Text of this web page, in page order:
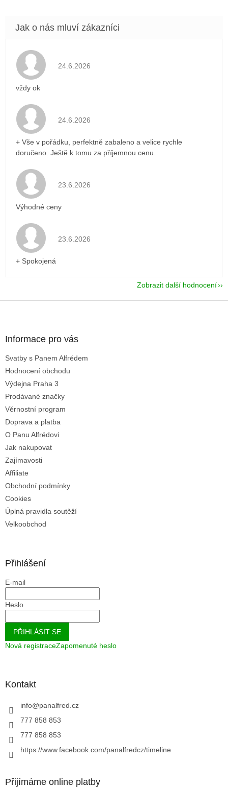
Hodnocení obchodu je 5 z 5 hvězdiček.
24.6.2026
vždy ok
Hodnocení obchodu je 5 z 5 hvězdiček.
24.6.2026
+ Vše v pořádku, perfektně zabaleno a velice rychle
doručeno. Ještě k tomu za příjemnou cenu.
Hodnocení obchodu je 5 z 5 hvězdiček.
23.6.2026
Výhodné ceny
Hodnocení obchodu je 5 z 5 hvězdiček.
23.6.2026
+ Spokojená
Zobrazit další hodnocení
Informace pro vás
Svatby s Panem Alfrédem
Hodnocení obchodu
Výdejna Praha 3
Prodávané značky
Věrnostní program
Doprava a platba
O Panu Alfrédovi
Jak nakupovat
Zajímavosti
Affiliate
Obchodní podmínky
Cookies
Úplná pravidla soutěží
Velkoobchod
Přihlášení
E-mail
Heslo
PŘIHLÁSIT SE
Nová registraceZapomenuté heslo
Kontakt
info@panalfred.cz
777 858 853
777 858 853
https://www.facebook.com/panalfredcz/timeline
Přijímáme online platby